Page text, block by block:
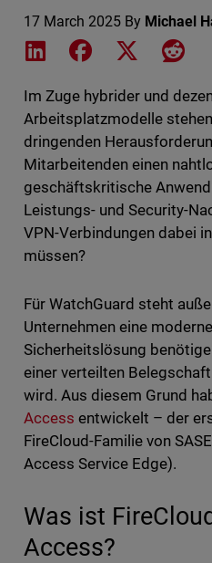
17 March 2025 By Michael
Share on LinkedIn
Share on Facebook
Share on X
Im Zuge hybrider und
Arbeitsplatzmodelle
dringenden
Mitarbeitenden einen
geschäftskritische
Leistungs- und Security-
VPN-Verbindungen dabei
müssen?
Für WatchGuard steht
Unternehmen eine
Sicherheitslösung
einer verteilten
wird. Aus diesem Grund
Access entwickelt – der
FireCloud-Familie von
Access Service Edge).
Was ist
Access?